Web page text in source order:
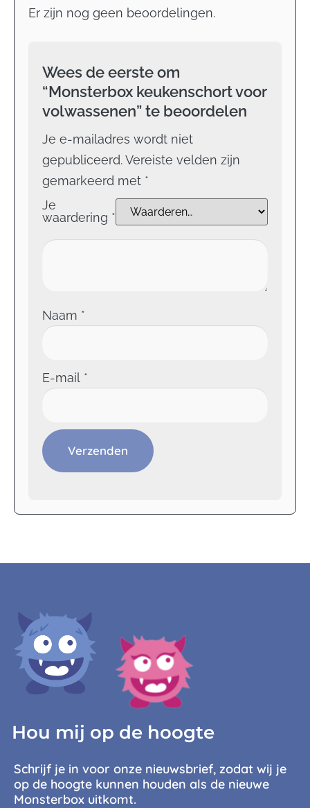
Er zijn nog geen beoordelingen.
Wees de eerste om
“Monsterbox keukenschort voor
volwassenen” te beoordelen
Je e-mailadres wordt niet
gepubliceerd.Vereiste velden zijn
gemarkeerd met *
Je
waardering *
Naam *
E-mail *
Hou mij op de hoogte
Schrijf je in voor onze nieuwsbrief, zodat wij je
op de hoogte kunnen houden als de nieuwe
Monsterbox uitkomt.